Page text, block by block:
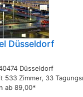
Düsseldorf
Düsseldorf
533 Zimmer, 33
ab 89,00*